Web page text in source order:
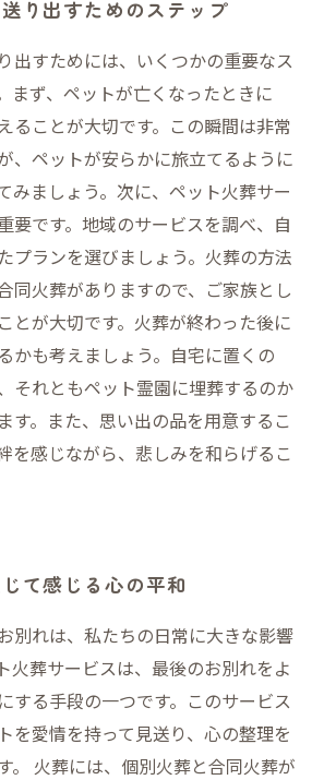
り出すためのステップ
出すためには、いくつかの重要なス
まず、ペットが亡くなったときに
ることが大切です。この瞬間は非常
、ペットが安らかに旅立てるように
みましょう。次に、ペット火葬サー
要です。地域のサービスを調べ、自
プランを選びましょう。火葬の方法
同火葬がありますので、ご家族とし
とが大切です。火葬が終わった後に
かも考えましょう。自宅に置くの
それともペット霊園に埋葬するのか
す。また、思い出の品を用意するこ
を感じながら、悲しみを和らげるこ
て感じる心の平和
別れは、私たちの日常に大きな影響
火葬サービスは、最後のお別れをよ
する手段の一つです。このサービス
を愛情を持って見送り、心の整理を
。 火葬には、個別火葬と合同火葬が